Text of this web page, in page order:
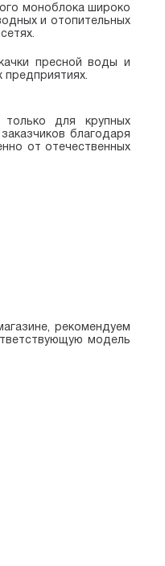
моноблока широко
и отопительных
пресной воды и
для крупных
благодаря
от отечественных
рекомендуем
модель